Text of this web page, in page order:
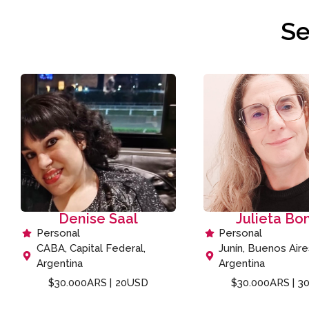
Denise Saal
Personal
CABA, Capital Federal,
Argentina
$30.000ARS | 20USD
Julieta
Personal
Junín, Buenos
Argentina
$30.000ARS |